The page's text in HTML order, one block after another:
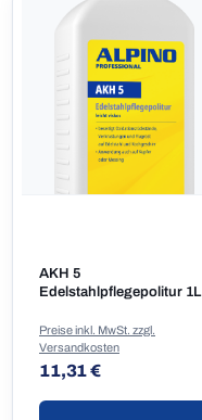
AKH 5
Edelstahlpflegepolitur 1L
Regulärer Preis:
11,31 €
Preise inkl. MwSt. zzgl.
Versandkosten